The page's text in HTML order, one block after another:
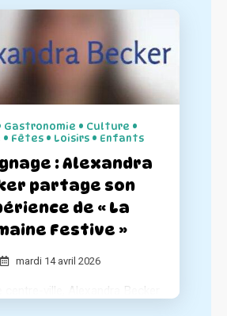
« La fête comme stratégie :
» donné par La Fédération
des Centres Villes. Retour sur
clés qui prouvent que
pour les communes.
Gastronomie • Culture •
• Fêtes • Loisirs • Enfants
: Alexandra
partage son
de « La
Festive »
mardi 14 avril 2026
centre-ville, Alexandra Becker